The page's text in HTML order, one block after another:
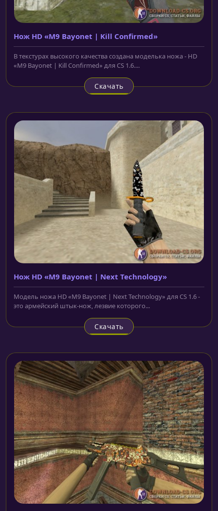
Нож HD «M9 Bayonet | Kill Confirmed»
В текстурах высокого качества создана моделька ножа - HD
«M9 Bayonet | Kill Confirmed» для CS 1.6....
Скачать
Нож HD «M9 Bayonet | Next Technology»
Модель ножа HD «M9 Bayonet | Next Technology» для CS 1.6 -
это армейский штык-нож, лезвие которого...
Скачать